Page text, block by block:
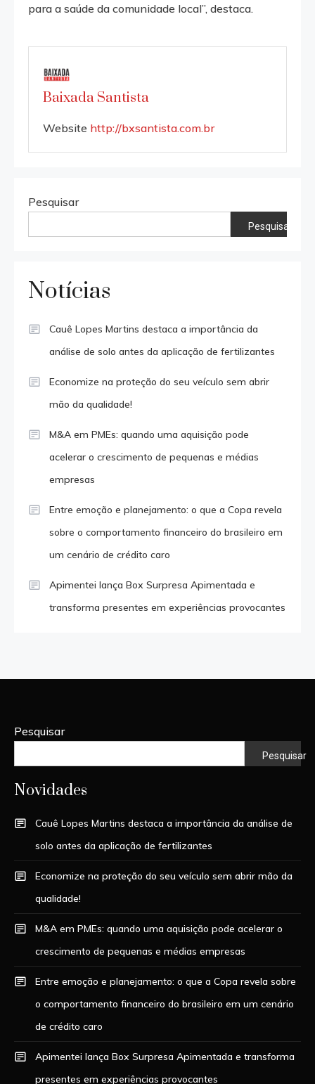
para a saúde da comunidade local”, destaca.
Baixada Santista
Website http://bxsantista.com.br
Pesquisar
Pesquisar
Notícias
Cauê Lopes Martins destaca a importância da
análise de solo antes da aplicação de fertilizantes
Economize na proteção do seu veículo sem abrir
mão da qualidade!
M&A em PMEs: quando uma aquisição pode
acelerar o crescimento de pequenas e médias
empresas
Entre emoção e planejamento: o que a Copa revela
sobre o comportamento financeiro do brasileiro em
um cenário de crédito caro
Apimentei lança Box Surpresa Apimentada e
transforma presentes em experiências provocantes
Pesquisar
Pesquisar
Novidades
Cauê Lopes Martins destaca a importância da análise de
solo antes da aplicação de fertilizantes
Economize na proteção do seu veículo sem abrir mão da
qualidade!
M&A em PMEs: quando uma aquisição pode acelerar o
crescimento de pequenas e médias empresas
Entre emoção e planejamento: o que a Copa revela sobre
o comportamento financeiro do brasileiro em um cenário
de crédito caro
Apimentei lança Box Surpresa Apimentada e transforma
presentes em experiências provocantes